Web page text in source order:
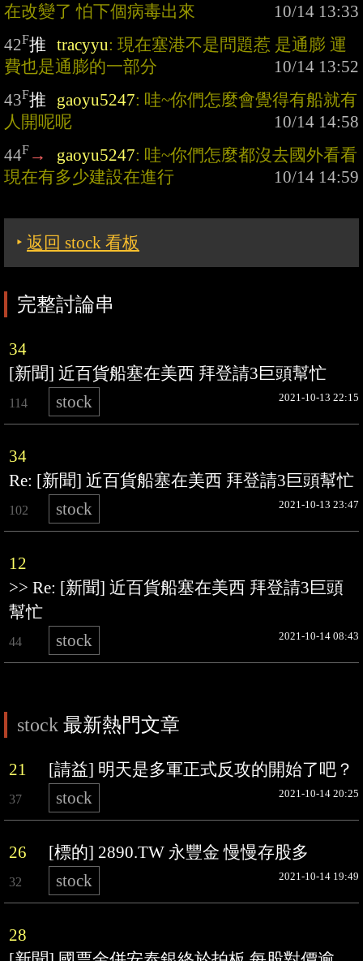
在改變了 怕下個病毒出來
42F推 tracyyu: 現在塞港不是問題惹 是通膨 運
費也是通膨的一部分
43F推 gaoyu5247: 哇~你們怎麼會覺得有船就有
人開呢呢
44F → gaoyu5247: 哇~你們怎麼都沒去國外看看
現在有多少建設在進行
‣ 返回 stock 看板
完整討論串
34
[新聞] 近百貨船塞在美西 拜登請3巨頭幫忙
114 stock 2021-10-13 22:15
34
Re: [新聞] 近百貨船塞在美西 拜登請3巨頭幫忙
102 stock 2021-10-13 23:47
12
>> Re: [新聞] 近百貨船塞在美西 拜登請3巨頭
幫忙
44 stock 2021-10-14 08:43
stock 最新熱門文章
21 [請益] 明天是多軍正式反攻的開始了吧？
37 stock 2021-10-14 20:25
26 [標的] 2890.TW 永豐金 慢慢存股多
32 stock 2021-10-14 19:49
28